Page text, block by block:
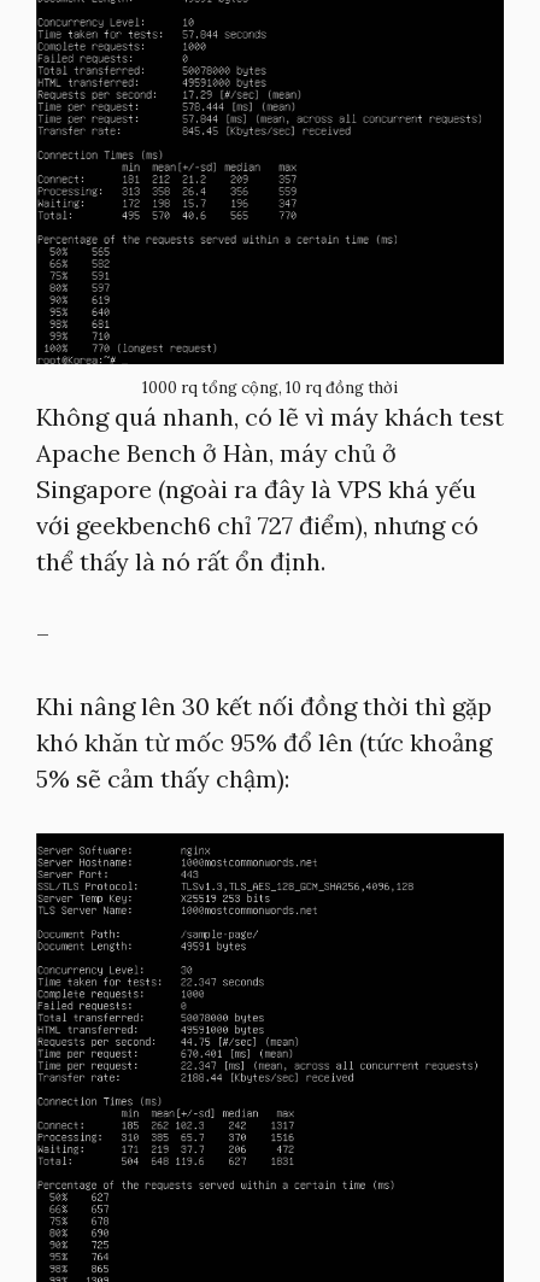
1000 rq tổng cộng, 10 rq đồng thời
Không quá nhanh, có lẽ vì máy khách test
Apache Bench ở Hàn, máy chủ ở
Singapore (ngoài ra đây là VPS khá yếu
với geekbench6 chỉ 727 điểm), nhưng có
thể thấy là nó rất ổn định.
–
Khi nâng lên 30 kết nối đồng thời thì gặp
khó khăn từ mốc 95% đổ lên (tức khoảng
5% sẽ cảm thấy chậm):